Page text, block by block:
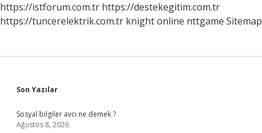
https://istforum.com.tr https://destekegitim.com.tr
https://tuncerelektrik.com.tr knight online nttgame Sitemap
Sidebar
Son Yazılar
Sosyal bilgiler avcı ne demek ?
Ağustos 8, 2026